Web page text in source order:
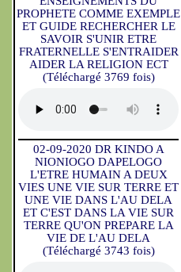
PROPHETE COMME EXEMPLE
ET GUIDE RECHERCHER LE
SAVOIR S'UNIR ETRE
FRATERNELLE S'ENTRAIDER
AIDER LA RELIGION ECT
(Téléchargé 3769 fois)
02-09-2020 DR KINDO A
NIONIOGO DAPELOGO
L'ETRE HUMAIN A DEUX
VIES UNE VIE SUR TERRE ET
UNE VIE DANS L'AU DELA
ET C'EST DANS LA VIE SUR
TERRE QU'ON PREPARE LA
VIE DE L'AU DELA
(Téléchargé 3743 fois)